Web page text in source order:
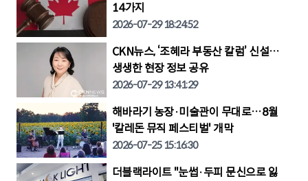
14가지
2026-07-29 18:24:52
CKN뉴스, ‘조혜라 부동산 칼럼’ 신설…
생생한 현장 정보 공유
2026-07-29 13:41:29
해바라기 농장·미술관이 무대로…8월
'칼레돈 뮤직 페스티벌' 개막
2026-07-25 15:16:30
더블랙라이트 "눈썹·두피 문신으로 잃